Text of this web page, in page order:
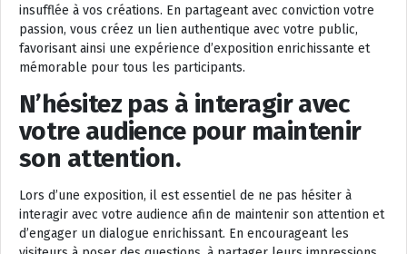
insufflée à vos créations. En partageant avec conviction votre
passion, vous créez un lien authentique avec votre public,
favorisant ainsi une expérience d’exposition enrichissante et
mémorable pour tous les participants.
N’hésitez pas à interagir avec
votre audience pour maintenir
son attention.
Lors d’une exposition, il est essentiel de ne pas hésiter à
interagir avec votre audience afin de maintenir son attention et
d’engager un dialogue enrichissant. En encourageant les